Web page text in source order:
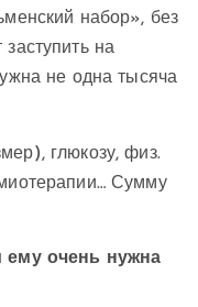
набор», без
на
не одна тысяча
глюкозу, физ.
Сумму
ему очень нужна